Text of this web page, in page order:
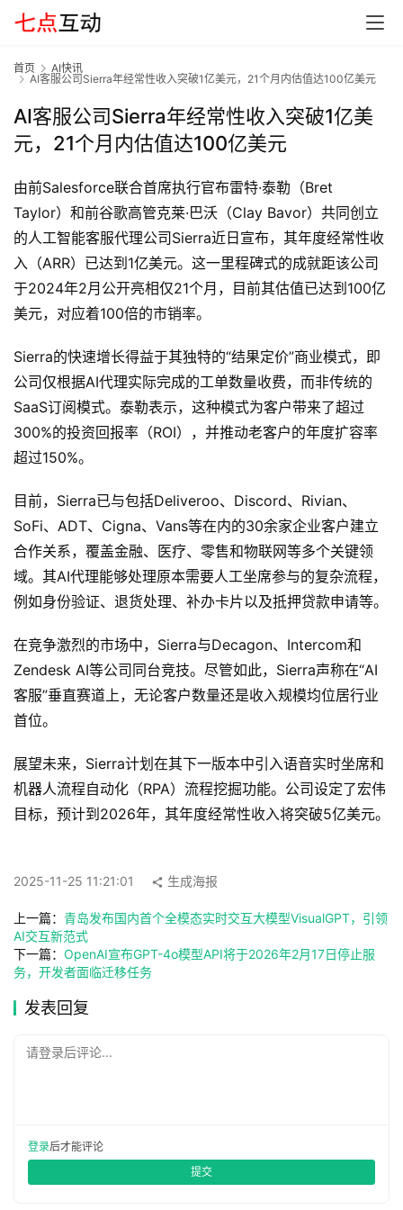
首
页
G
E
O
A
I
应
用
A
知
识
服
务
A
I
箱
A
I
具
航
系
登录 注册
首页
AI快讯
AI客服公司Sierra年经常性收入突破1亿美元，21个月内估值达100亿美元
AI客服公司Sierra年经常性收入突破1亿美
元，21个月内估值达100亿美元
由前Salesforce联合首席执行官布雷特·泰勒（Bret
Taylor）和前谷歌高管克莱·巴沃（Clay Bavor）共同创立
的人工智能客服代理公司Sierra近日宣布，其年度经常性收
入（ARR）已达到1亿美元。这一里程碑式的成就距该公司
于2024年2月公开亮相仅21个月，目前其估值已达到100亿
美元，对应着100倍的市销率。
Sierra的快速增长得益于其独特的“结果定价”商业模式，即
公司仅根据AI代理实际完成的工单数量收费，而非传统的
SaaS订阅模式。泰勒表示，这种模式为客户带来了超过
300%的投资回报率（ROI），并推动老客户的年度扩容率
超过150%。
目前，Sierra已与包括Deliveroo、Discord、Rivian、
SoFi、ADT、Cigna、Vans等在内的30余家企业客户建立
合作关系，覆盖金融、医疗、零售和物联网等多个关键领
域。其AI代理能够处理原本需要人工坐席参与的复杂流程，
例如身份验证、退货处理、补办卡片以及抵押贷款申请等。
在竞争激烈的市场中，Sierra与Decagon、Intercom和
Zendesk AI等公司同台竞技。尽管如此，Sierra声称在“AI
客服”垂直赛道上，无论客户数量还是收入规模均位居行业
首位。
展望未来，Sierra计划在其下一版本中引入语音实时坐席和
机器人流程自动化（RPA）流程挖掘功能。公司设定了宏伟
目标，预计到2026年，其年度经常性收入将突破5亿美元。
2025-11-25 11:21:01 生成海报
上一篇： 青岛发布国内首个全模态实时交互大模型VisualGPT，引领
AI交互新范式
下一篇： OpenAI宣布GPT-4o模型API将于2026年2月17日停止服
务，开发者面临迁移任务
发表回复
请登录后评论...
登录后才能评论
提交